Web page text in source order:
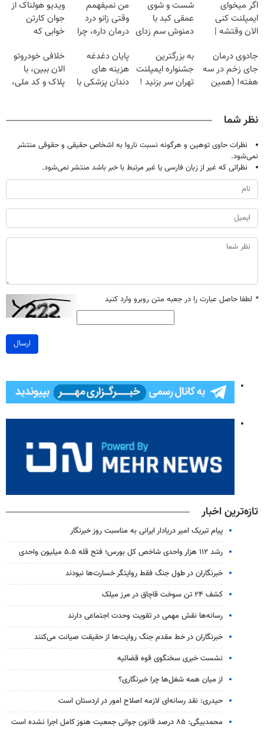
اگر میخوای
ایمپلنت کنی
الان وقتشه |
میلیون تومان!!!
شست و شوی
عمقی کبد با
دمنوش سم زدای
من نمیفهمم
وقتی زانو درد
درمان داره، چرا
تحمل میکنی؟❗
ویدیو هولناک از
جوان کارتن
خوابی که
آموزش رایگان
جادوی درمان
جای زخم در سه
هفته! (همین
به بزرگترین
جشنواره ایمپلنت
تهران سر بزنید !
پایان دغدغه
هزینه های
دندان پزشکی با
خلافی خودروتو
الان ببین، با
پلاک و کد ملی،
نظر شما
نظرات حاوی توهین و هرگونه نسبت ناروا به اشخاص حقیقی و حقوقی منتشر
نمی‌شود.
نظراتی که غیر از زبان فارسی یا غیر مرتبط با خبر باشد منتشر نمی‌شود.
* لطفا حاصل عبارت را در جعبه متن روبرو وارد کنید
ارسال
تازه‌ترین اخبار
پیام تبریک امیر دریادار ایرانی به مناسبت روز خبرنگار
رشد ۱۱۲ هزار واحدی شاخص کل بورس؛ فتح قله ۵.۵ میلیون واحدی
خبرنگاران در طول جنگ فقط روایتگر خسارت‌ها نبودند
کشف ۲۴ تن سوخت قاچاق در مرز میلک
رسانه‌ها نقش مهمی در تقویت وحدت اجتماعی دارند
خبرنگاران در خط مقدم جنگ روایت‌ها از حقیقت صیانت می‌کنند
نشست خبری سخنگوی قوه قضائیه
از میان همه شغل‌ها چرا خبرنگاری؟
حیدری: نقد رسانه‌ای لازمه اصلاح امور در اردستان است
محمدبیگی: ۸۵ درصد قانون جوانی جمعیت هنوز کامل اجرا نشده است